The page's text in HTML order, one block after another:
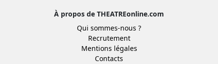
À propos de THEATREonline.com
Qui sommes-nous ?
Recrutement
Mentions légales
Contacts